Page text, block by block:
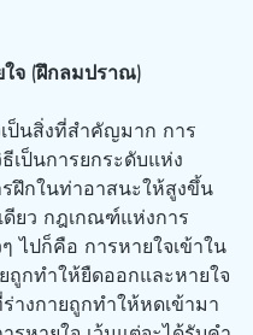
จ (ฝึกลมปราณ)
ป็นสิ่งที่สำคัญมาก การ
เป็นการยกระดับแห่ง
ฝึกในท่าอาสนะให้สูงขึ้น
ดียว กฎเกณฑ์แห่งการ
ไปก็คือ การหายใจเข้าใน
กทำให้ยืดออกและหายใจ
างกายถูกทำให้หดเข้ามา